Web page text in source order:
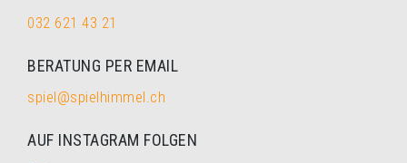
032 621 43 21
BERATUNG PER EMAIL
spiel@spielhimmel.ch
AUF INSTAGRAM FOLGEN